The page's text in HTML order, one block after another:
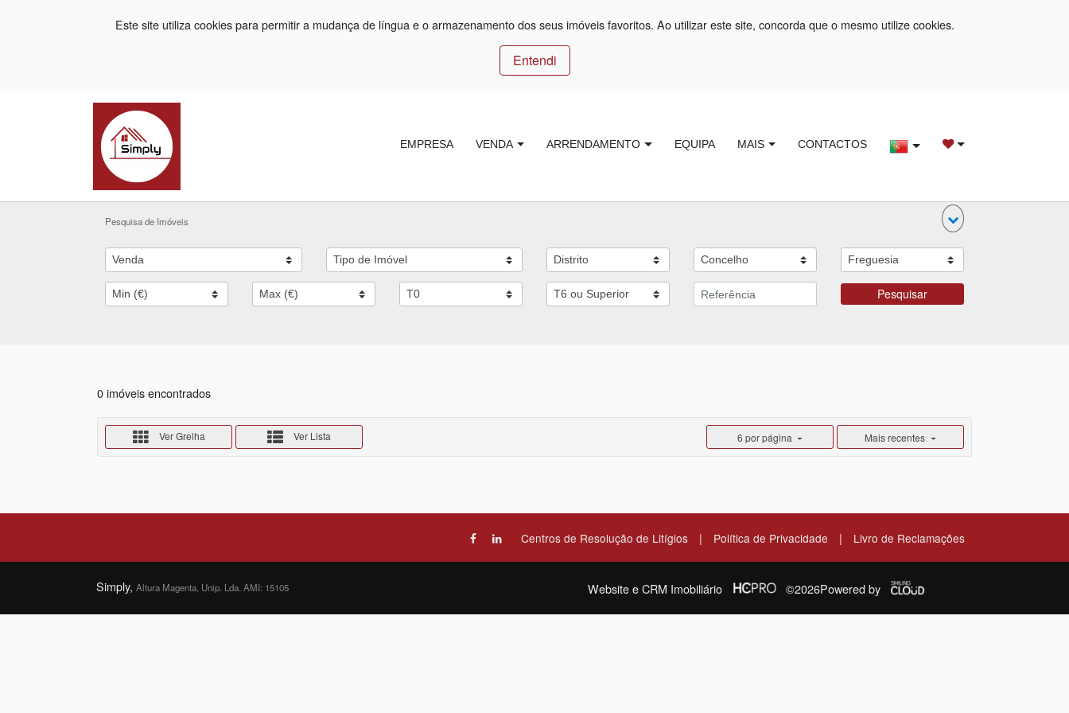
Este site utiliza cookies para permitir a mudança de língua e o armazenamento dos seus imóveis favoritos. Ao utilizar este site, concorda que o mesmo utilize cookies.
Entendi
EMPRESA VENDA ARRENDAMENTO EQUIPA MAIS CONTACTOS
Pesquisa de Imóveis
Pesquisar
0 imóveis encontrados
Ver Grelha Ver Lista 6 por página Mais recentes
Centros de Resolução de Litígios | Política de Privacidade | Livro de Reclamações
Simply, Altura Magenta, Unip. Lda. AMI: 15105 Website e CRM Imobiliário ©2026Powered by